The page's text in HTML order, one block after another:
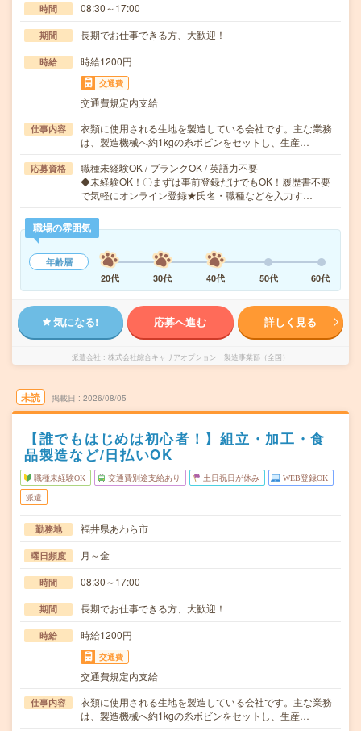
時間 08:30～17:00
期間 長期でお仕事できる方、大歓迎！
時給 時給1200円
交通費
交通費規定内支給
仕事内容
衣類に使用される生地を製造している会社です。主な業務
は、製造機械へ約1kgの糸ボビンをセットし、生産…
応募資格
職種未経験OK / ブランクOK / 英語力不要
◆未経験OK！〇まずは事前登録だけでもOK！履歴書不要
で気軽にオンライン登録★氏名・職種などを入力す…
職場の雰囲気
年齢層
20代
30代 40代 50代 60代
気になる! 応募へ進む 詳しく見る
派遣会社 株式会社綜合キャリアオプション 製造事業部（全国）
未読 掲載日 2026/08/05
【誰でもはじめは初心者！】組立・加工・食
品製造など/日払いOK
職種未経験OK 交通費別途支給あり 土日祝日が休み WEB登録OK
派遣
勤務地 福井県あわら市
曜日頻度 月～金
時間 08:30～17:00
期間 長期でお仕事できる方、大歓迎！
時給 時給1200円
交通費
交通費規定内支給
仕事内容
衣類に使用される生地を製造している会社です。主な業務
は、製造機械へ約1kgの糸ボビンをセットし、生産…